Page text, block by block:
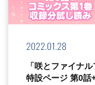
2022.01.28
「咲とファイナ
特設ページ 第0話